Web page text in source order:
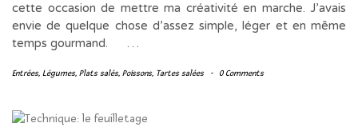
cette occasion de mettre ma créativité en marche. J’avais
envie de quelque chose d’assez simple, léger et en même
temps gourmand. …
Entrées, Légumes, Plats salés, Poissons, Tartes salées - 0 Comments